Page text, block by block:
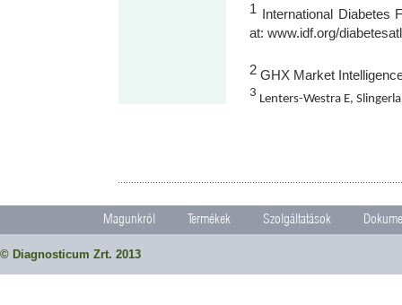
1 International Diabetes
at: www.idf.org/
2 GHX Market
3 Lenters-Westra E,
Magunkról Termékek Szolgáltatások
© Diagnosticum Zrt. 2013